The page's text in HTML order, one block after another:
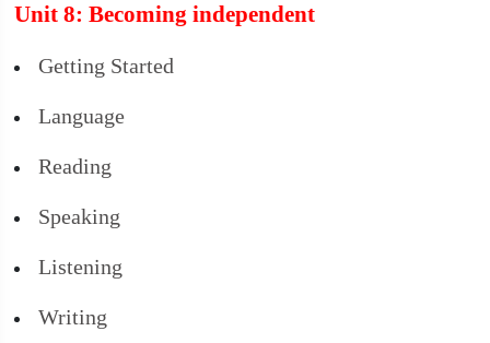
Unit 8: Becoming independent
Getting Started
Language
Reading
Speaking
Listening
Writing